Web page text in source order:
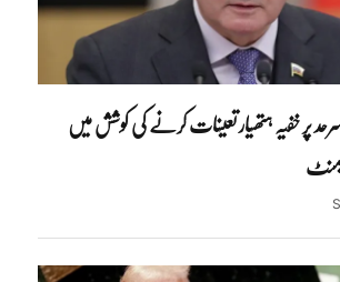
پر خفیہ ہتھیار تعینات کرنے کی کوشش میں